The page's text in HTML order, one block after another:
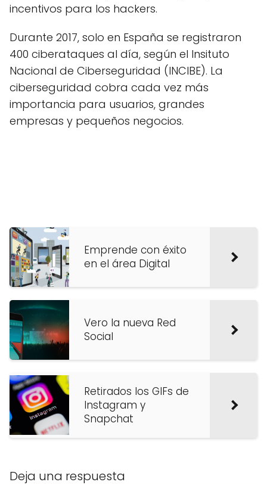
incentivos para los hackers.
Durante 2017, solo en España se registraron
400 ciberataques al día, según el Insituto
Nacional de Ciberseguridad (INCIBE). La
ciberseguridad cobra cada vez más
importancia para usuarios, grandes
empresas y pequeños negocios.
Emprende con éxito
en el área Digital
Vero la nueva Red
Social
Retirados los GIFs de
Instagram y
Snapchat
Deja una respuesta